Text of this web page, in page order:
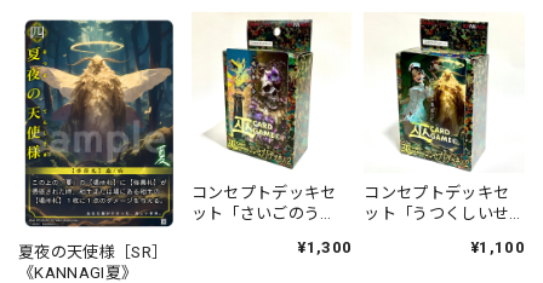
夏夜の天使様［SR］
《KANNAGI夏》
コンセプトデッキセ
ット「さいごのう
¥1,300
コンセプトデッキセ
ット「うつくしいせ
¥1,100